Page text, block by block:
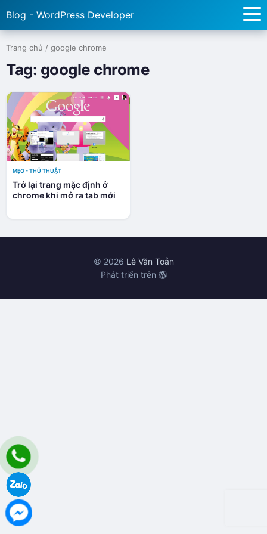
Blog - WordPress Developer
Trang chủ / google chrome
Tag: google chrome
MẸO - THỦ THUẬT
Trở lại trang mặc định ở
chrome khi mở ra tab mới
© 2026 Lê Văn Toản
Phát triển trên